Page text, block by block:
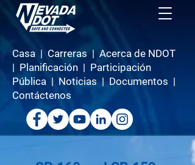
Casa | Carreras | Acerca de NDOT
| Planificación | Participación
Pública | Noticias| Documentos |
Contáctenos